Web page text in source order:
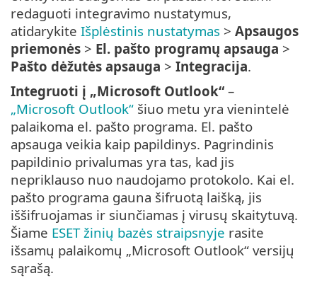
redaguoti integravimo nustatymus,
atidarykite Išplėstinis nustatymas > Apsaugos
priemonės > El. pašto programų apsauga >
Pašto dėžutės apsauga > Integracija.
Integruoti į „Microsoft Outlook“ –
„Microsoft Outlook“ šiuo metu yra vienintelė
palaikoma el. pašto programa. El. pašto
apsauga veikia kaip papildinys. Pagrindinis
papildinio privalumas yra tas, kad jis
nepriklauso nuo naudojamo protokolo. Kai el.
pašto programa gauna šifruotą laišką, jis
iššifruojamas ir siunčiamas į virusų skaitytuvą.
Šiame ESET žinių bazės straipsnyje rasite
išsamų palaikomų „Microsoft Outlook“ versijų
sąrašą.